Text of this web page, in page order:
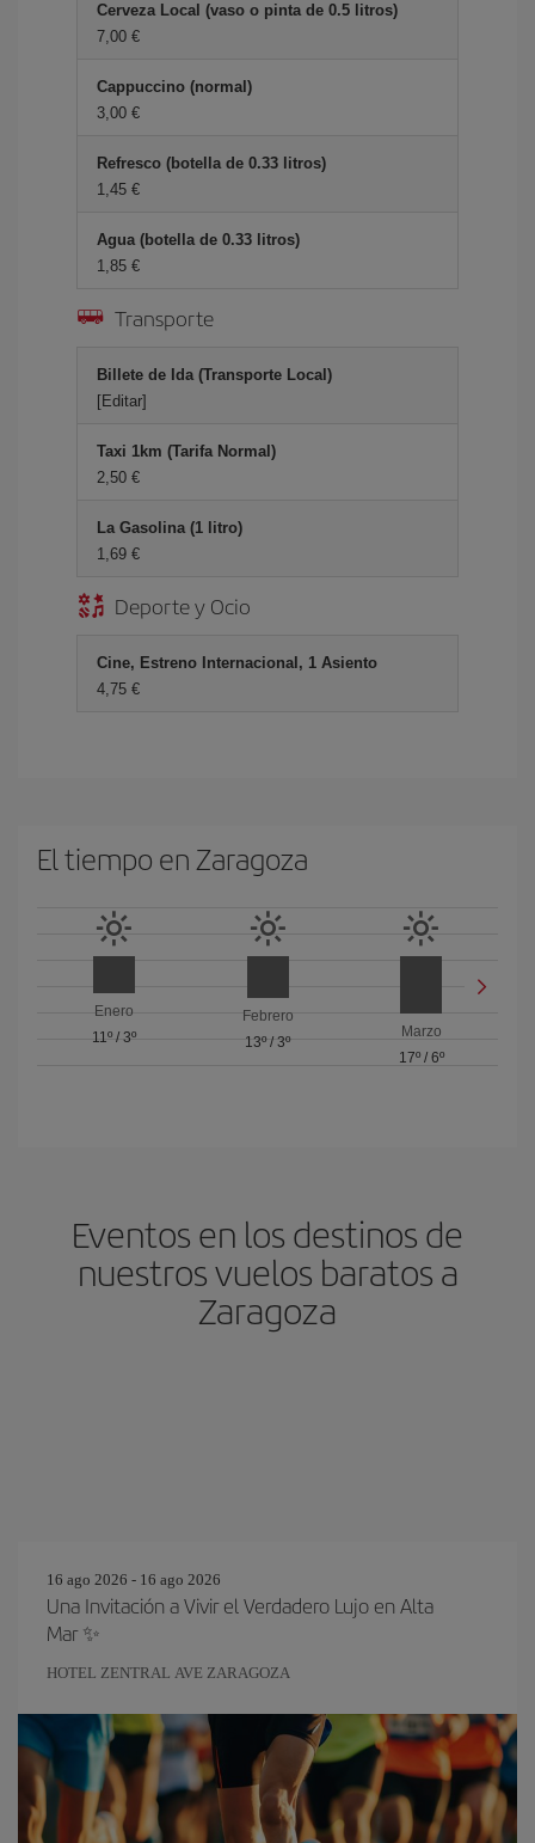
Cerveza Local (vaso o pinta de 0.5 litros)
7,00 €
Cappuccino (normal)
3,00 €
Refresco (botella de 0.33 litros)
1,45 €
Agua (botella de 0.33 litros)
1,85 €
Transporte
Billete de Ida (Transporte Local)
[Editar]
Taxi 1km (Tarifa Normal)
2,50 €
La Gasolina (1 litro)
1,69 €
Deporte y Ocio
Cine, Estreno Internacional, 1 Asiento
4,75 €
El tiempo en Zaragoza
Enero
11º/ 3º
Febrero
13º/ 3º
Marzo
17º/ 6º
Eventos en los destinos de
nuestros vuelos baratos a
Zaragoza
16 ago 2026 - 16 ago 2026
Una Invitación a Vivir el Verdadero Lujo en Alta
Mar ✨
HOTEL ZENTRAL AVE ZARAGOZA